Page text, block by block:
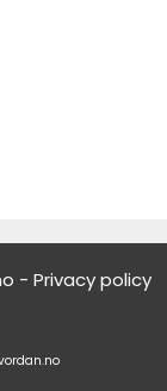
- Privacy policy